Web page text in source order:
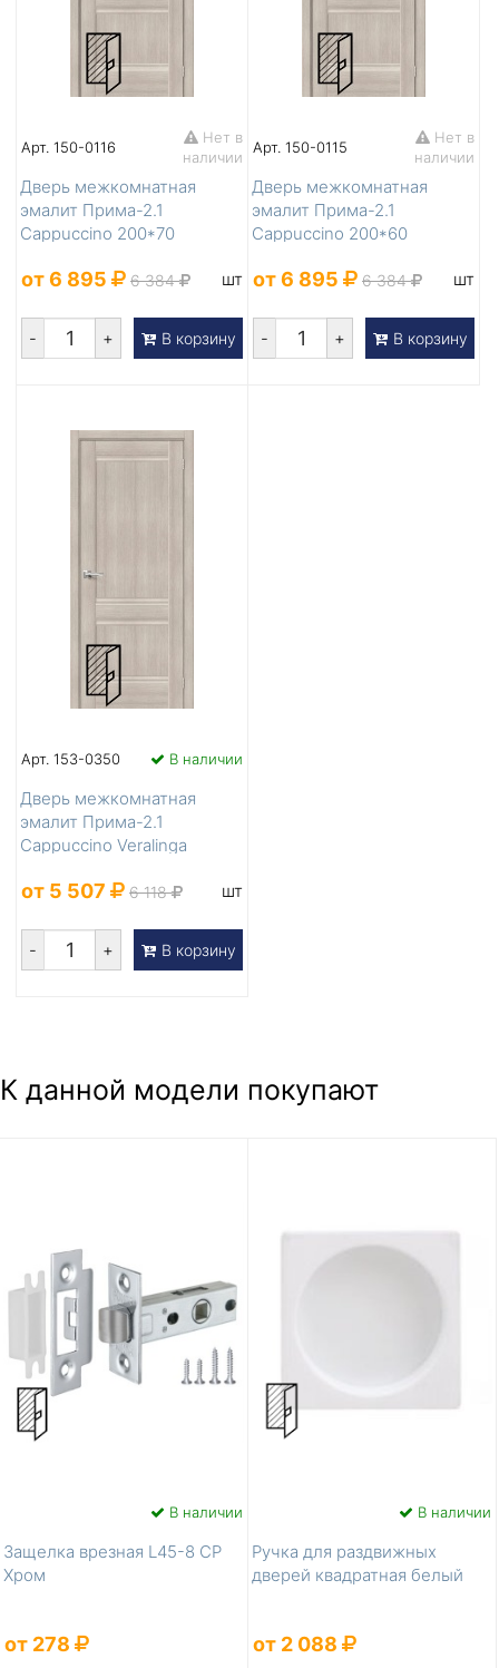
Арт. 150-0116
Нет в
наличии
Дверь межкомнатная
эмалит Прима-2.1
Cappuccino 200*70
от 6 895 6 384 шт
- + В корзину
Арт. 150-0115
Нет в
наличии
Дверь межкомнатная
эмалит Прима-2.1
Cappuccino 200*60
от 6 895 6 384 шт
- + В корзину
Арт. 153-0350 В наличии
Дверь межкомнатная
эмалит Прима-2.1
Cappuccino Veralinga
от 5 507 6 118 шт
- + В корзину
К данной модели покупают
В наличии
Защелка врезная L45-8 CP
Хром
от 278
В наличии
Ручка для раздвижных
дверей квадратная белый
от 2 088